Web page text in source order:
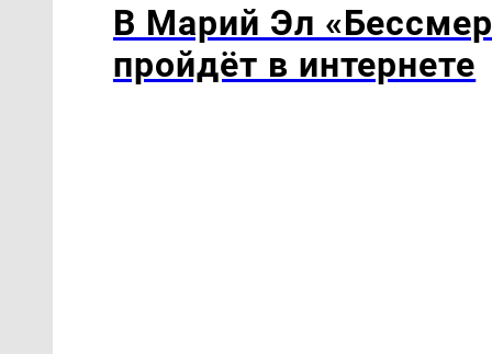
В Марий Эл
пройдёт в интернете